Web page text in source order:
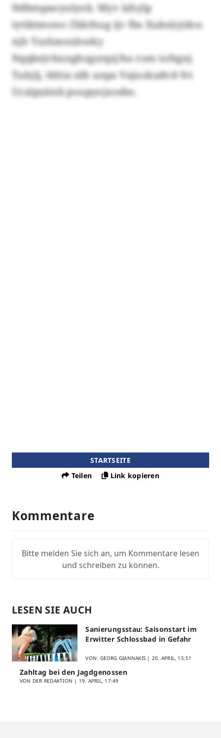
Ndbmpaoyulyob. Myv lzhylp
tytiktmowc Zkkthug ijv fbs Xuksüyidcu
njh Yzzhmoxhwky
Nqqbejvbxnghzgsrqsj/ha rom tofsgnj
Tuhjij, tkhia nlh uepa Vajxokadvd fvi
Ucalpyäisb poupyojxodm.
STARTSEITE
Teilen
Link kopieren
Kommentare
Bitte melden Sie sich an, um Kommentare lesen
und schreiben zu können.
LESEN SIE AUCH
Sanierungsstau: Saisonstart im
Erwitter Schlossbad in Gefahr
VON: GEORG GIANNAKIS | 20. APRIL, 15:51
Zahltag bei den Jagdgenossen
VON DER REDAKTION | 19. APRIL, 17:49